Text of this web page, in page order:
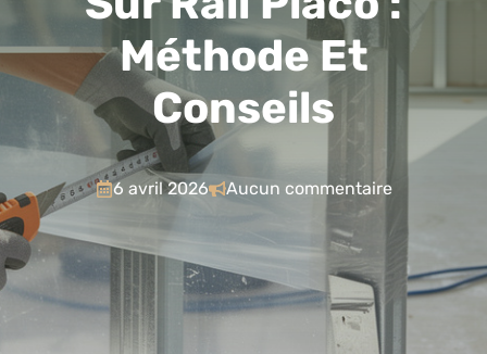
Méthode Et
Conseils
6 avril 2026 Aucun commentaire